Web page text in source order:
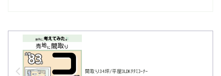
間取り34坪/平屋3LDKﾀﾀﾐｺｰﾅｰ